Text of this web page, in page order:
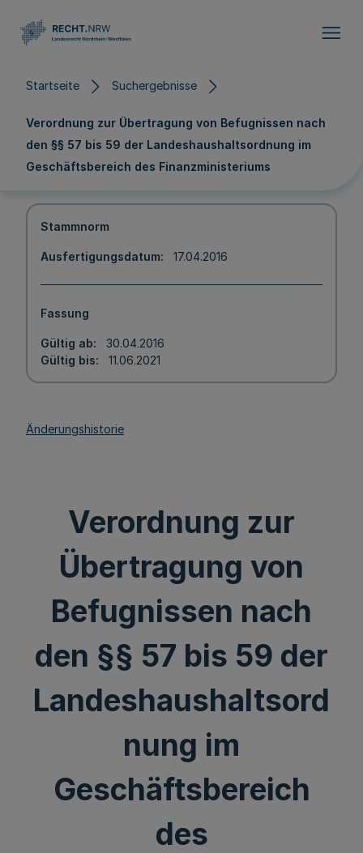
Startseite Suchergebnisse
Verordnung zur Übertragung von Befugnissen nach
den §§ 57 bis 59 der Landeshaushaltsordnung im
Geschäftsbereich des Finanzministeriums
Stammnorm
Ausfertigungsdatum 17.04.2016
Fassung
Gültig ab
30.04.2016
Gültig bis
11.06.2021
Änderungshistorie
Verordnung zur
Übertragung von
Befugnissen nach
den §§ 57 bis 59 der
Landeshaushaltsord
nung im
Geschäftsbereich
des